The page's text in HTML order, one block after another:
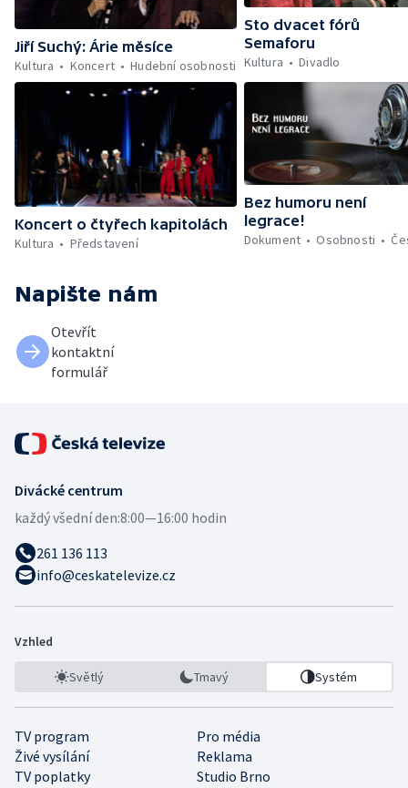
Jiří Suchý: Árie měsíce
Kultura
Koncert Hudební osobnosti
Sto dvacet fórů
Semaforu
Kultura
Divadlo
Koncert o čtyřech kapitolách
Kultura
Představení
Bez humoru není
legrace!
Dokument
Osobnosti
Napište nám
Otevřít
kontaktní
formulář
Divácké centrum
každý všední den:8:00—16:00 hodin
261 136 113
info@ceskatelevize.cz
Vzhled
Světlý Tmavý Systém
TV program
Pro média
Živé vysílání
Reklama
TV poplatky
Studio Brno